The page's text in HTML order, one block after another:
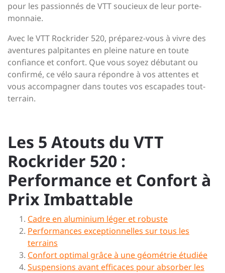
pour les passionnés de VTT soucieux de leur porte-
monnaie.
Avec le VTT Rockrider 520, préparez-vous à vivre des
aventures palpitantes en pleine nature en toute
confiance et confort. Que vous soyez débutant ou
confirmé, ce vélo saura répondre à vos attentes et
vous accompagner dans toutes vos escapades tout-
terrain.
Les 5 Atouts du VTT
Rockrider 520 :
Performance et Confort à
Prix Imbattable
Cadre en aluminium léger et robuste
Performances exceptionnelles sur tous les
terrains
Confort optimal grâce à une géométrie étudiée
Suspensions avant efficaces pour absorber les